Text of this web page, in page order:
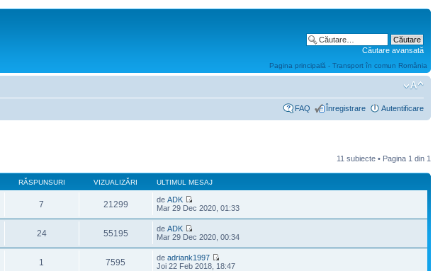
Căutare avansată
Pagina principală - Transport în comun România
FAQ Înregistrare Autentificare
11 subiecte • Pagina 1 din 1
RĂSPUNSURI VIZUALIZĂRI ULTIMUL MESAJ
7 21299 deADK
Mar 29 Dec 2020, 01:33
24 55195 deADK
Mar 29 Dec 2020, 00:34
1 7595 deadriank1997
Joi 22 Feb 2018, 18:47